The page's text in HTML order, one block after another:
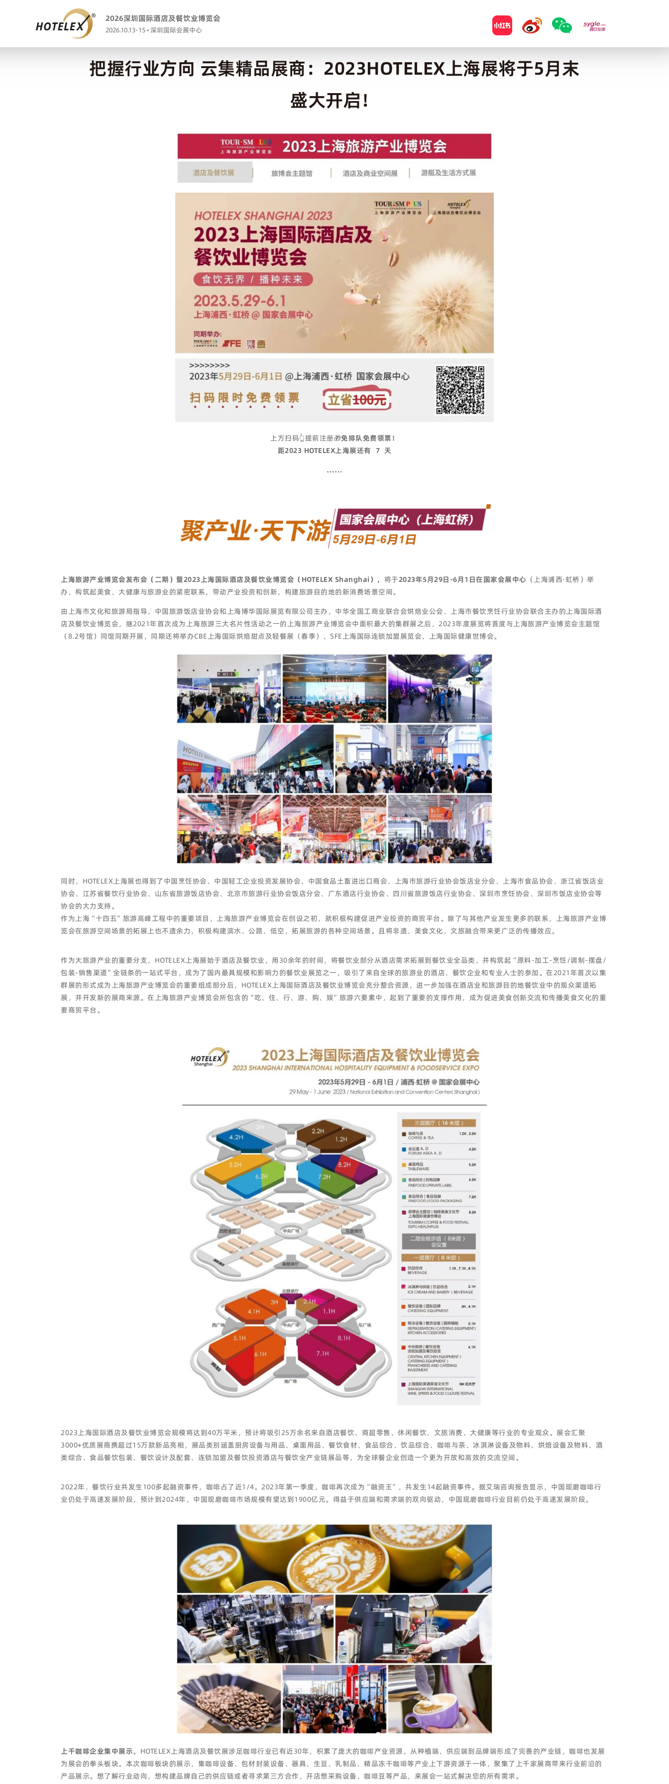
2026深圳国际酒店及餐饮业博览会
2026.10.13-15 • 深圳国际会展中心
把握行业方向 云集精品展商：2023HOTELEX上海展将于5月末
盛大开启！
上方扫码👆提前注册🎁免排队免费领票！
距2023 HOTELEX上海展还有 7 天
……
上海旅游产业博览会发布会（二期）暨2023上海国际酒店及餐饮业博览会（HOTELEX Shanghai）， 将于2023年5月29日-6月1日在国家会展中心 （上海浦西·虹桥）举
办，构筑起美食、大健康与旅游业的紧密联系，带动产业投资和创新，构建旅游目的地的新消费场景空间。
由上海市文化和旅游局指导，中国旅游饭店业协会和上海博华国际展览有限公司主办，中华全国工商业联合会烘焙业公会、上海市餐饮烹饪行业协会联合主办的上海国际酒
店及餐饮业博览会，继2021年首次成为上海旅游三大名片性活动之一的上海旅游产业博览会中面积最大的集群展之后，2023年度展览将首度与上海旅游产业博览会主题馆
（8.2号馆）同馆同期开展，同期还将举办CBE上海国际烘焙甜点及轻餐展（春季）、SFE上海国际连锁加盟展览会、上海国际健康世博会。
同时，HOTELEX上海展也得到了中国烹饪协会、中国轻工企业投资发展协会、中国食品土畜进出口商会、上海市旅游行业协会饭店业分会、上海市食品协会、浙江省饭店业
协会、江苏省餐饮行业协会、山东省旅游饭店协会、北京市旅游行业协会饭店分会、广东酒店行业协会、四川省旅游饭店行业协会、深圳市烹饪协会、深圳市饭店业协会等
协会的大力支持。
作为上海“十四五”旅游高峰工程中的重要项目，上海旅游产业博览会在创设之初，就积极构建促进产业投资的商贸平台。除了与其他产业发生更多的联系，上海旅游产业博
览会在旅游空间场景的拓展上也不遗余力，积极构建滨水、公路、低空，拓展旅游的各种空间场景。且将非遗、美食文化，文旅融合带来更广泛的传播效应。
作为大旅游产业的重要分支，HOTELEX上海展始于酒店及餐饮业，用30余年的时间，将餐饮业部分从酒店需求拓展到餐饮业全品类，并构筑起“原料-加工-烹饪/调制-摆盘/
包装-销售渠道”全链条的一站式平台，成为了国内最具规模和影响力的餐饮业展览之一，吸引了来自全球的旅游业的酒店、餐饮企业和专业人士的参加。在2021年首次以集
群展的形式成为上海旅游产业博览会的重要组成部分后，HOTELEX上海国际酒店及餐饮业博览会充分整合资源，进一步加强在酒店业和旅游目的地餐饮业中的观众渠道拓
展，并开发新的展商来源。在上海旅游产业博览会所包含的“吃、住、行、游、购、娱”旅游六要素中，起到了重要的支撑作用，成为促进美食创新交流和传播美食文化的重
要商贸平台。
2023上海国际酒店及餐饮业博览会规模将达到40万平米，预计将吸引25万余名来自酒店餐饮、商超零售、休闲餐饮、文旅消费、大健康等行业的专业观众。展会汇聚
3000+优质展商携超过15万款新品亮相，展品类别涵盖厨房设备与用品、桌面用品、餐饮食材、食品综合、饮品综合、咖啡与茶、冰淇淋设备及物料、烘焙设备及物料、酒
类综合、食品餐饮包装、餐饮设计及配套、连锁加盟及餐饮投资酒店与餐饮全产业链展品等，为全球餐企业创造一个更为开放和高效的交流空间。
2022年，餐饮行业共发生100多起融资事件，咖啡占了近1/4。2023年第一季度，咖啡再次成为“融资王”，共发生14起融资事件。据艾瑞咨询报告显示，中国现磨咖啡行
业仍处于高速发展阶段，预计到2024年，中国现磨咖啡市场规模有望达到1900亿元。得益于供应端和需求端的双向驱动，中国现磨咖啡行业目前仍处于高速发展阶段。
上千咖啡企业集中展示。HOTELEX上海酒店及餐饮展涉足咖啡行业已有近30年，积累了庞大的咖啡产业资源，从种植端、供应端到品牌端形成了完善的产业链，咖啡也发展
为展会的拳头板块。本次咖啡板块的展示，集咖啡设备、包材封装设备、器具、生豆、乳制品、精品冻干咖啡等产业上下游资源于一体，聚集了上千家展商带来行业前沿的
产品展示。想了解行业动向，想构建品牌自己的供应链或者寻求第三方合作，开店想采购设备、咖啡豆等产品，来展会一站式解决您的所有需求。